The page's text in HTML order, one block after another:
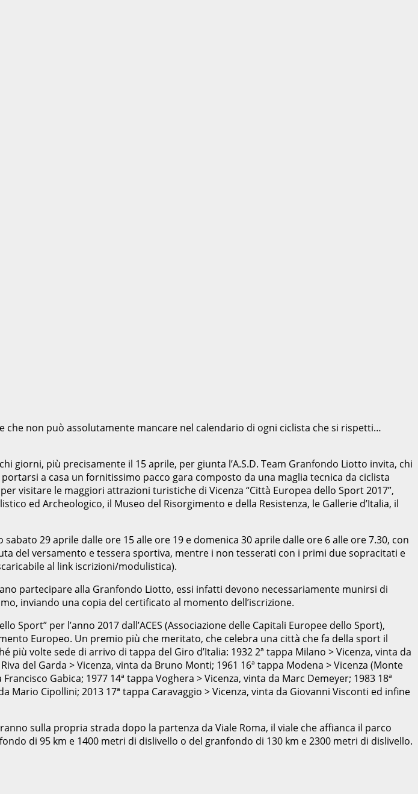
che non può assolutamente mancare nel calendario di ogni ciclista che si rispetti…
giorni, più precisamente il 15 aprile, per giunta l’A.S.D. Team Granfondo Liotto invita, chi
a casa un fornitissimo pacco gara composto da una maglia tecnica da ciclista
visitare le maggiori attrazioni turistiche di Vicenza “Città Europea dello Sport 2017”,
ed Archeologico, il Museo del Risorgimento e della Resistenza, le Gallerie d’Italia, il
29 aprile dalle ore 15 alle ore 19 e domenica 30 aprile dalle ore 6 alle ore 7.30, con
del versamento e tessera sportiva, mentre i non tesserati con i primi due sopracitati e
al link iscrizioni/modulistica).
partecipare alla Granfondo Liotto, essi infatti devono necessariamente munirsi di
inviando una copia del certificato al momento dell’iscrizione.
per l’anno 2017 dall’ACES (Associazione delle Capitali Europee dello Sport),
Europeo. Un premio più che meritato, che celebra una città che fa della sport il
volte sede di arrivo di tappa del Giro d’Italia: 1932 2ª tappa Milano > Vicenza, vinta da
del Garda > Vicenza, vinta da Bruno Monti; 1961 16ª tappa Modena > Vicenza (Monte
Gabica; 1977 14ª tappa Voghera > Vicenza, vinta da Marc Demeyer; 1983 18ª
Mario Cipollini; 2013 17ª tappa Caravaggio > Vicenza, vinta da Giovanni Visconti ed infine
sulla propria strada dopo la partenza da Viale Roma, il viale che affianca il parco
di 95 km e 1400 metri di dislivello o del granfondo di 130 km e 2300 metri di dislivello.